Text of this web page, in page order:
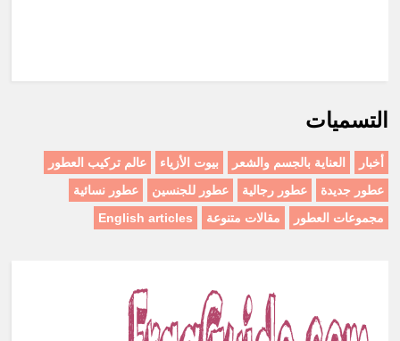
التسميات
أخبار العناية بالجسم والشعر بيوت الأزياء
عالم تركيب العطور
عطور جديدة
عطور رجالية عطور للجنسين
عطور نسائية
مجموعات العطور
مقالات متنوعة English articles